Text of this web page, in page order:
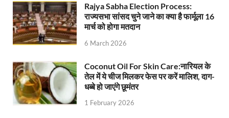
Kisan Samman Diwas: किसान सम्मान दिवस’ मनाएगी
UP Vidhan Sabha Budget: योगी सरकार ने
UP Rain Basera: ठंड में आने वाले फरियादियों के लिए
FCI News: पहली बार फूड कॉर्पोरेशन ऑफ इंडिया (FCI)
Rajya Sabha Election Process:
राज्यसभा सांसद चुने जाने का क्या है फार्मूला 16
मार्च को होगा मतदान
6 March 2026
Coconut Oil For Skin Care:नारियल के
तेल में ये चीज मिलकर फेस पर करें मालिश, दाग-
धब्बे हो जाएंगे छूमंतर
1 February 2026